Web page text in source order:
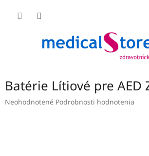
Batérie Lítiové pre AED
Priemerné
Neohodnotené Podrobnosti hodnotenia